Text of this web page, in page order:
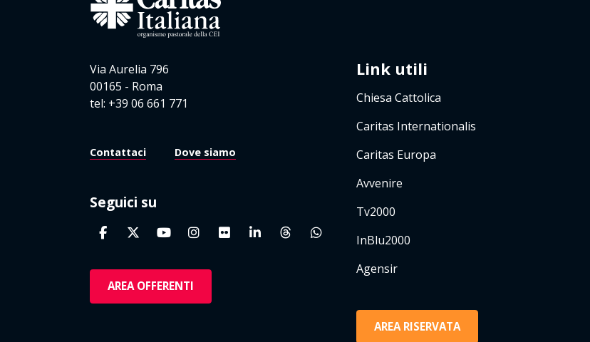
Via Aurelia 796
00165 - Roma
tel: +39 06 661 771
Contattaci Dove siamo
Seguici su
AREA OFFERENTI
Link utili
Chiesa Cattolica
Caritas Internationalis
Caritas Europa
Avvenire
Tv2000
InBlu2000
Agensir
AREA RISERVATA